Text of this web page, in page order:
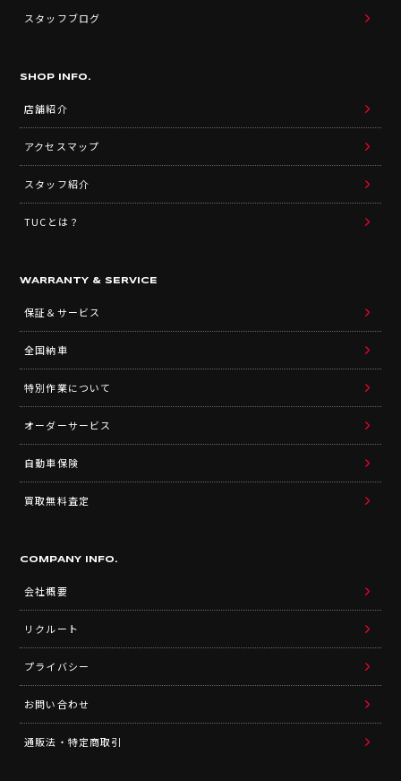
スタッフブログ
SHOP INFO.
店舗紹介
アクセスマップ
スタッフ紹介
TUCとは？
WARRANTY & SERVICE
保証＆サービス
全国納車
特別作業について
オーダーサービス
自動車保険
買取無料査定
COMPANY INFO.
会社概要
リクルート
プライバシー
お問い合わせ
通販法・特定商取引